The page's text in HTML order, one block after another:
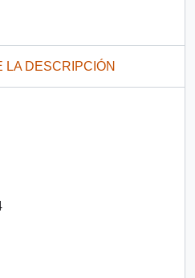
LA DESCRIPCIÓN